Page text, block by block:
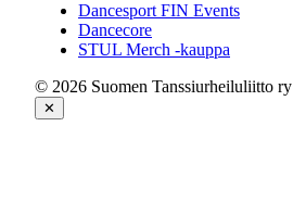
Dancesport FIN Events
Dancecore
STUL Merch -kauppa
© 2026 Suomen Tanssiurheiluliitto ry
✕